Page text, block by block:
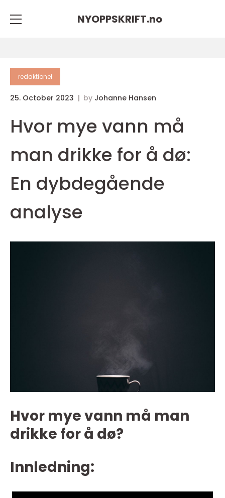
NYOPPSKRIFT.no
redaktionel
25. October 2023 by Johanne Hansen
Hvor mye vann må
man drikke for å dø:
En dybdegående
analyse
Hvor mye vann må man
drikke for å dø?
Innledning: